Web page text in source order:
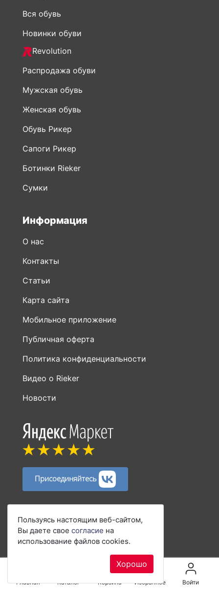
Вся обувь
Новинки обуви
Revolution
Распродажа обуви
Мужская обувь
Женская обувь
Обувь Рикер
Сапоги Рикер
Ботинки Rieker
Сумки
Информация
О нас
Контакты
Статьи
Карта сайта
Мобильное приложение
Публичная оферта
Политика конфиденциальности
Видео о Rieker
Новости
Присоединяйтесь
Пользуясь настоящим веб-сайтом,
Вы даете свое согласие на
использование файлов cookies.
Хорошо
Главная Каталог Корзина Избранное Войти